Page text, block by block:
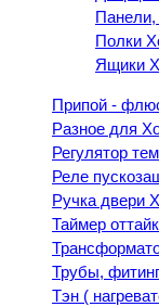
Полки
Ящики
Припой -
Разное для
Регулятор
Реле
Ручка двери
Таймер
Трубы,
Тэн (